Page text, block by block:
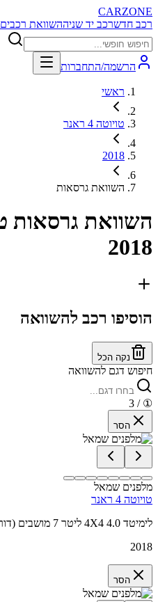
CARZONE
רכב חדשרכב יד שניההשוואת רכבים
הרשמה/התחברות
ראשי
טויוטה 4 ראנר
2018
השוואת גרסאות
השוואת גרסאות
2018
הוסיפו רכב להשוואה
נקה הכל
חיפוש דגם להשוואה
①
/ 3
הסר
מלפנים שמאל
טויוטה 4 ראנר
לימיטד 4X4 4.0 ליטר 7 מושבים (דור 5 מעודכן)
2018
הסר